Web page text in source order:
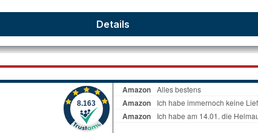
Details